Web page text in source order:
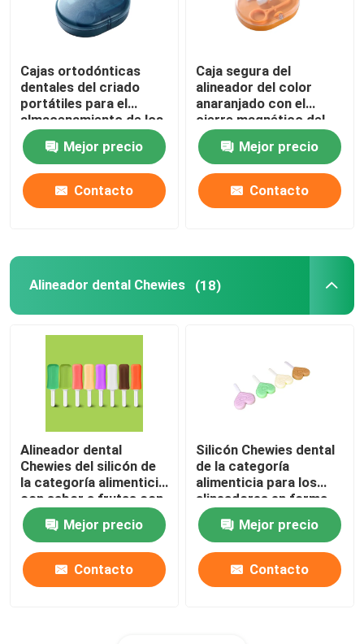
Cajas ortodónticas
dentales del criado
portátiles para el
almacenamiento de los
apoyos
Mejor precio
Contacto
Caja segura del
alineador del color
anaranjado con el
cierre magnético del
espejo
Mejor precio
Contacto
Alineador dental Chewies (18)
Alineador dental
Chewies del silicón de
la categoría alimenticia
con sabor a frutas con
la manija
Mejor precio
Contacto
Silicón Chewies dental
de la categoría
alimenticia para los
alineadores en forma
de corazón con la
manija Mejor precio
Contacto